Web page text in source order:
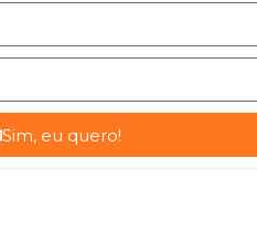
Sim, eu quero!